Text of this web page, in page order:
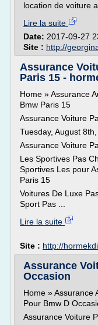
location de voiture
Lire la suite
Date: 2017-09-27
Site : http://
Assurance
Paris 15 -
Home » Assurance
Bmw Paris 15
Assurance Voiture
Tuesday, August
Assurance Voiture
Les Sportives Pas
Sportives Les pour
Paris 15
Voitures De Luxe
Sport Pas ...
Lire la suite
Site : http://
Assurance
Occasion
Home » Assurance
Pour Bmw D
Assurance Voiture